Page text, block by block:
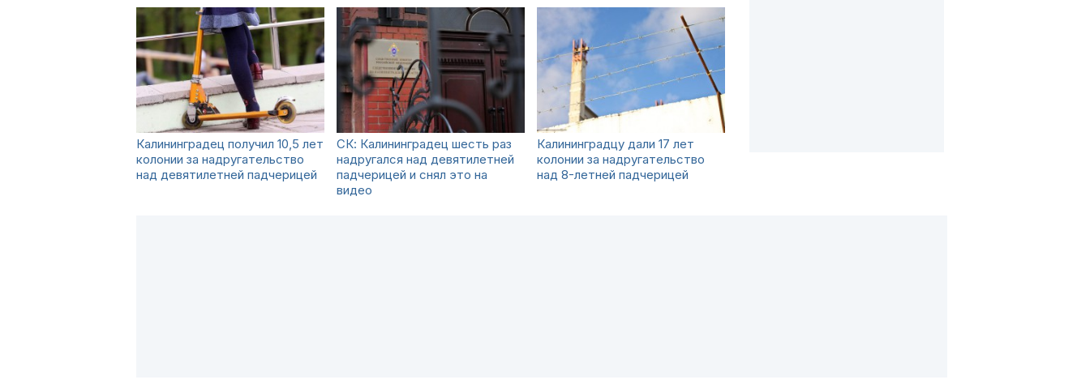
Калининградец получил 10,5 лет
колонии за надругательство
над девятилетней падчерицей
СК: Калининградец шесть раз
надругался над девятилетней
падчерицей и снял это на
видео
Калининградцу дали 17 лет
колонии за надругательство
над 8-летней падчерицей